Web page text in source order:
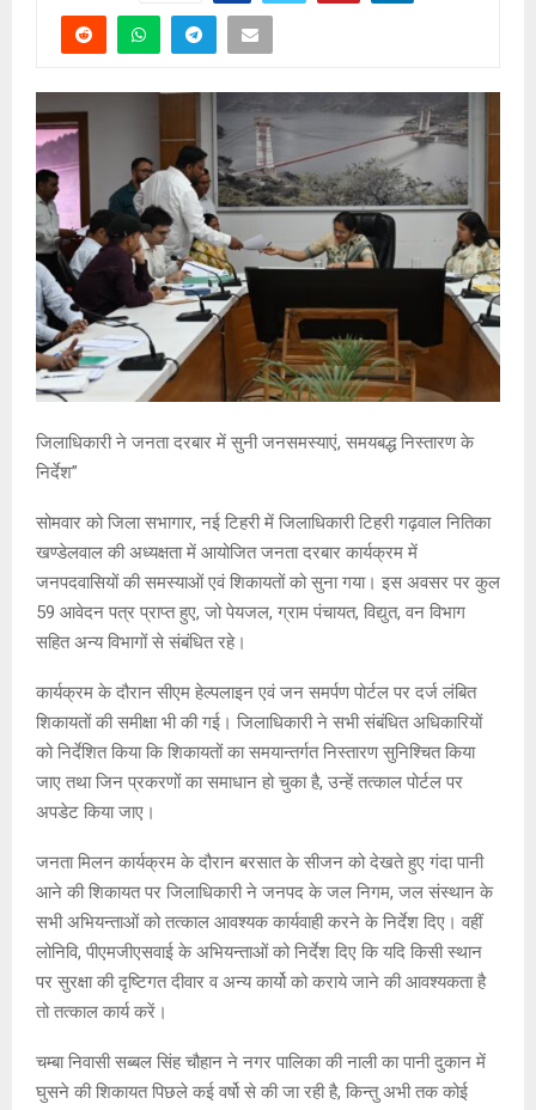
जिलाधिकारी ने जनता दरबार में सुनी जनसमस्याएं, समयबद्ध निस्तारण के
निर्देश”
सोमवार को जिला सभागार, नई टिहरी में जिलाधिकारी टिहरी गढ़वाल नितिका
खण्डेलवाल की अध्यक्षता में आयोजित जनता दरबार कार्यक्रम में
जनपदवासियों की समस्याओं एवं शिकायतों को सुना गया। इस अवसर पर कुल
59 आवेदन पत्र प्राप्त हुए, जो पेयजल, ग्राम पंचायत, विद्युत, वन विभाग
सहित अन्य विभागों से संबंधित रहे।
कार्यक्रम के दौरान सीएम हेल्पलाइन एवं जन समर्पण पोर्टल पर दर्ज लंबित
शिकायतों की समीक्षा भी की गई। जिलाधिकारी ने सभी संबंधित अधिकारियों
को निर्देशित किया कि शिकायतों का समयान्तर्गत निस्तारण सुनिश्चित किया
जाए तथा जिन प्रकरणों का समाधान हो चुका है, उन्हें तत्काल पोर्टल पर
अपडेट किया जाए।
जनता मिलन कार्यक्रम के दौरान बरसात के सीजन को देखते हुए गंदा पानी
आने की शिकायत पर जिलाधिकारी ने जनपद के जल निगम, जल संस्थान के
सभी अभियन्ताओं को तत्काल आवश्यक कार्यवाही करने के निर्देश दिए। वहीं
लोनिवि, पीएमजीएसवाई के अभियन्ताओं को निर्देश दिए कि यदि किसी स्थान
पर सुरक्षा की दृष्टिगत दीवार व अन्य कार्यो को कराये जाने की आवश्यकता है
तो तत्काल कार्य करें।
चम्बा निवासी सब्बल सिंह चौहान ने नगर पालिका की नाली का पानी दुकान में
घुसने की शिकायत पिछले कई वर्षो से की जा रही है, किन्तु अभी तक कोई